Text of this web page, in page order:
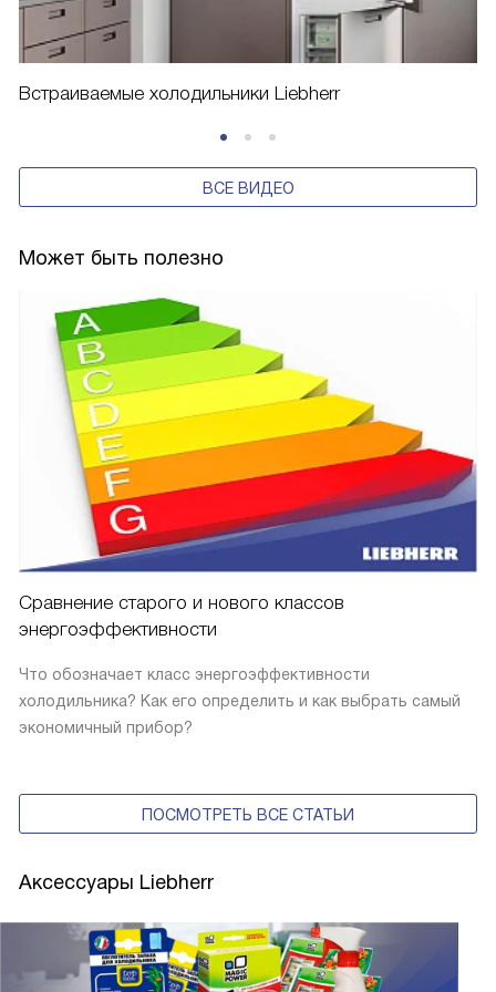
Встраиваемые холодильники Liebherr
ВСЕ ВИДЕО
Может быть полезно
Сравнение старого и нового классов
энергоэффективности
Что обозначает класс энергоэффективности
холодильника? Как его определить и как выбрать самый
экономичный прибор?
ПОСМОТРЕТЬ ВСЕ СТАТЬИ
Аксессуары Liebherr